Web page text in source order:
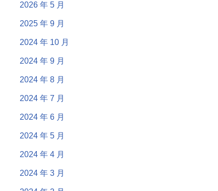
2026 年 5 月
2025 年 9 月
2024 年 10 月
2024 年 9 月
2024 年 8 月
2024 年 7 月
2024 年 6 月
2024 年 5 月
2024 年 4 月
2024 年 3 月